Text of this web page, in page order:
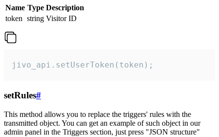
Name Type Description
token string Visitor ID
jivo_api.setUserToken(token);
setRules#
This method allows you to replace the triggers' rules with the
transmitted object. You can get an example of such object in our
admin panel in the Triggers section, just press "JSON structure"